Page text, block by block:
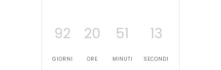
92
GIORNI
20
ORE
51
MINUTI
13
SECONDI